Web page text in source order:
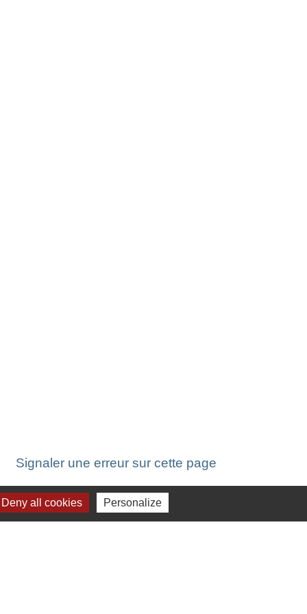
Signaler une erreur sur cette page
Deny all cookies Personalize